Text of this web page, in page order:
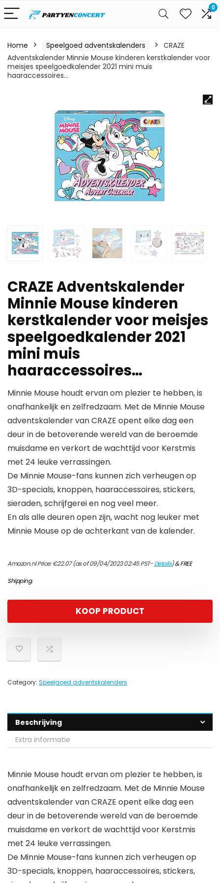
0
Home Speelgoed adventskalenders
CRAZE
Adventskalender Minnie Mouse kinderen kerstkalender voor
meisjes speelgoedkalender 2021 mini muis
haaraccessoires…
CRAZE Adventskalender
Minnie Mouse kinderen
kerstkalender voor meisjes
speelgoedkalender 2021
mini muis
haaraccessoires…
Minnie Mouse houdt ervan om plezier te hebben, is
onafhankelijk en zelfredzaam. Met de Minnie Mouse
adventskalender van CRAZE opent elke dag een
deur in de betoverende wereld van de beroemde
muisdame en verkort de wachttijd voor Kerstmis
met 24 leuke verrassingen.
De Minnie Mouse-fans kunnen zich verheugen op
3D-specials, knoppen, haaraccessoires, stickers,
sieraden, schrijfgerei en nog veel meer.
En als alle deuren open zijn, wacht nog leuker met
Minnie Mouse op de achterkant van de kalender.
Amazon.nl Price:€22.07(as of 09/04/2023 02:45 PST-Details)&FREE
Shipping.
KOOP PRODUCT
Category: Speelgoed adventskalenders
Beschrijving
Extra informatie
Minnie Mouse houdt ervan om plezier te hebben, is
onafhankelijk en zelfredzaam. Met de Minnie Mouse
adventskalender van CRAZE opent elke dag een
deur in de betoverende wereld van de beroemde
muisdame en verkort de wachttijd voor Kerstmis
met 24 leuke verrassingen.
De Minnie Mouse-fans kunnen zich verheugen op
3D-specials, knoppen, haaraccessoires, stickers,